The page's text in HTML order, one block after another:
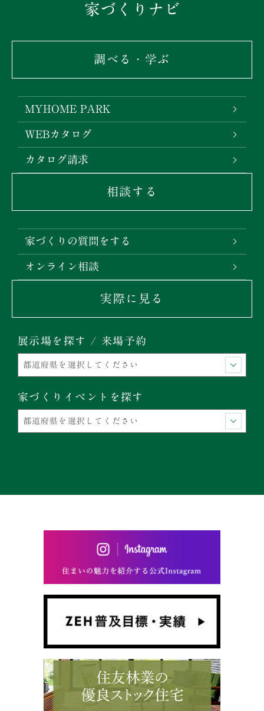
家づくりナビ
調べる・学ぶ
MYHOME PARK
WEBカタログ
カタログ請求
相談する
家づくりの質問をする
オンライン相談
実際に見る
展示場を探す / 来場予約
家づくりイベントを探す